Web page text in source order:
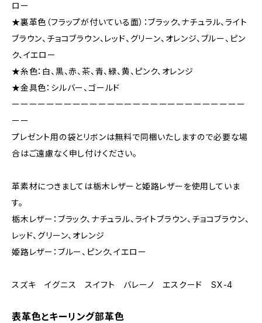
ロー
★裏革色（フラップが付いている面）：ブラック、ナチュラル、ライト
ブラウン、チョコブラウン、レッド、グリーン、オレンジ、ブルー、ピン
ク、イエロー
★糸色：白、黒、赤、茶、青、緑、黄、ピンク、オレンジ
★金具色：シルバー、ゴールド
ーーーーーーーーーーーーーーーーーーーーーーーーーーー
ーー
プレゼント用の袋とリボンは無料で同梱いたしますので必要な場
合はご遠慮なく申し付けください。
革素材につきましては栃木レザーと姫路レザーを使用していま
す。
栃木レザー：ブラック、ナチュラル、ライトブラウン、チョコブラウン、
レッド、グリーン、オレンジ
姫路レザー：ブルー、ピンク、イエロー
スズキ イグニス スイフト バレーノ エスクード SX-4
表革色とキーリング部革色